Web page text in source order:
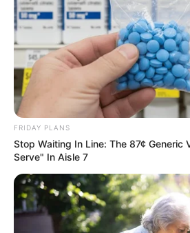
ดูเหมือนทุกอย่างที่เกิดขึ้นใน
ไว้ บางเรื่องท่านเลี่ยงไม่ได้ที่
กลับเข้ามาทำให้ชีวิตวุ่นวาย ด้
เหมือนอยู่คนเดียว การเงินยั
คนวันพฤหัสบดี
ไพ่ประจำวันของท่านในวันนี้ คือ
FRIDAY PLANS
Stop Waiting In Line: The 87¢ Generic
Serve" In Aisle 7